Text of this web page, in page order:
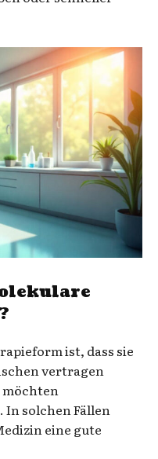
ist, dass sie
vertragen
solchen Fällen
eine gute